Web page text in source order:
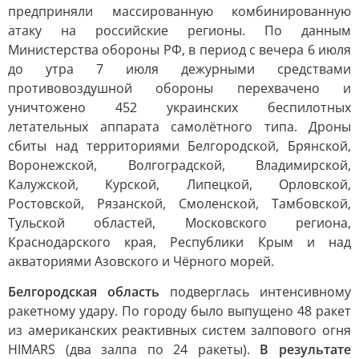
предприняли массированную комбинированную
атаку на российские регионы. По данным
Министерства обороны РФ, в период с вечера 6 июля
до утра 7 июля дежурными средствами
противовоздушной обороны перехвачено и
уничтожено 452 украинских беспилотных
летательных аппарата самолётного типа. Дроны
сбиты над территориями Белгородской, Брянской,
Воронежской, Волгоградской, Владимирской,
Калужской, Курской, Липецкой, Орловской,
Ростовской, Рязанской, Смоленской, Тамбовской,
Тульской областей, Московского региона,
Краснодарского края, Республики Крым и над
акваториями Азовского и Чёрного морей.
Белгородская область подверглась интенсивному
ракетному удару. По городу было выпущено 48 ракет
из американских реактивных систем залпового огня
HIMARS (два залпа по 24 ракеты). В результате